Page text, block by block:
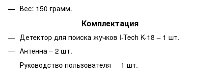
Вес: 150 грамм.
Комплектация
Детектор для поиска жучков I-Tech K-18 – 1 шт.
Антенна – 2 шт.
Руководство пользователя – 1 шт.